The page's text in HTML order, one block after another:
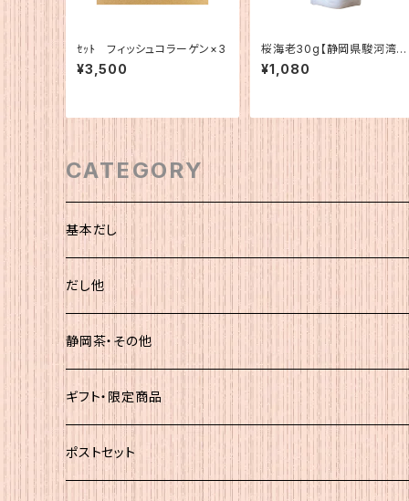
ｾｯﾄ フィッシュコラーゲン×3
¥3,500
桜海老30g【静岡県駿河湾
産】
¥1,080
CATEGORY
基本だし
化粧袋（5ｇ×12）
簡易（5ｇ×30）
大袋
だし他
静岡茶・その他
静岡茶
その他
ギフト・限定商品
ポストセット